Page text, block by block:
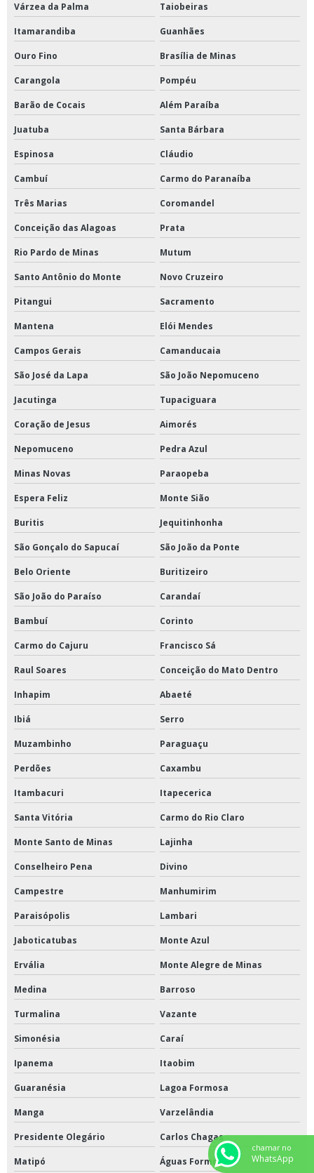
Várzea da Palma Taiobeiras
Itamarandiba Guanhães
Ouro Fino Brasília de Minas
Carangola Pompéu
Barão de Cocais Além Paraíba
Juatuba Santa Bárbara
Espinosa Cláudio
Cambuí Carmo do Paranaíba
Três Marias Coromandel
Conceição das Alagoas Prata
Rio Pardo de Minas Mutum
Santo Antônio do Monte Novo Cruzeiro
Pitangui Sacramento
Mantena Elói Mendes
Campos Gerais Camanducaia
São José da Lapa São João Nepomuceno
Jacutinga Tupaciguara
Coração de Jesus Aimorés
Nepomuceno Pedra Azul
Minas Novas Paraopeba
Espera Feliz Monte Sião
Buritis Jequitinhonha
São Gonçalo do Sapucaí São João da Ponte
Belo Oriente Buritizeiro
São João do Paraíso Carandaí
Bambuí Corinto
Carmo do Cajuru Francisco Sá
Raul Soares Conceição do Mato Dentro
Inhapim Abaeté
Ibiá Serro
Muzambinho Paraguaçu
Perdões Caxambu
Itambacuri Itapecerica
Santa Vitória Carmo do Rio Claro
Monte Santo de Minas Lajinha
Conselheiro Pena Divino
Campestre Manhumirim
Paraisópolis Lambari
Jaboticatubas Monte Azul
Ervália Monte Alegre de Minas
Medina Barroso
Turmalina Vazante
Simonésia Caraí
Ipanema Itaobim
Guaranésia Lagoa Formosa
Manga Varzelândia
Presidente Olegário Carlos Chagas
Matipó Águas Formosas
chamar no
WhatsApp